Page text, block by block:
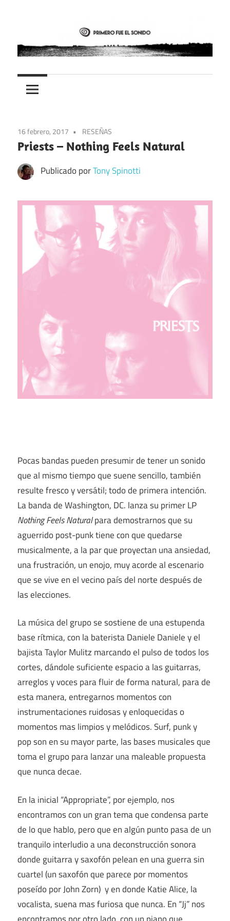
Primero
fue
el
sonido
PFES
16 febrero, 2017 RESEÑAS
Priests – Nothing Feels Natural
Publicado porTony Spinotti
Pocas bandas pueden presumir de tener un sonido
que al mismo tiempo que suene sencillo, también
resulte fresco y versátil; todo de primera intención.
La banda de Washington, DC. lanza su primer LP
Nothing Feels Naturalpara demostrarnos que su
aguerrido post-punk tiene con que quedarse
musicalmente, a la par que proyectan una ansiedad,
una frustración, un enojo, muy acorde al escenario
que se vive en el vecino país del norte después de
las elecciones.
La música del grupo se sostiene de una estupenda
base rítmica, con la baterista Daniele Daniele y el
bajista Taylor Mulitz marcando el pulso de todos los
cortes, dándole suficiente espacio a las guitarras,
arreglos y voces para fluir de forma natural, para de
esta manera, entregarnos momentos con
instrumentaciones ruidosas y enloquecidas o
momentos mas limpios y melódicos. Surf, punk y
pop son en su mayor parte, las bases musicales que
toma el grupo para lanzar una maleable propuesta
que nunca decae.
En la inicial “Appropriate”, por ejemplo, nos
encontramos con un gran tema que condensa parte
de lo que hablo, pero que en algún punto pasa de un
tranquilo interludio a una deconstrucción sonora
donde guitarra y saxofón pelean en una guerra sin
cuartel (un saxofón que parece por momentos
poseído por John Zorn) y en donde Katie Alice, la
vocalista, suena mas furiosa que nunca. En “Jj” nos